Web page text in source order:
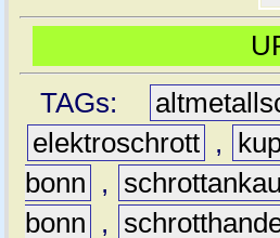
TAGs:
elektroschrott ,
bonn
,
bonn
,